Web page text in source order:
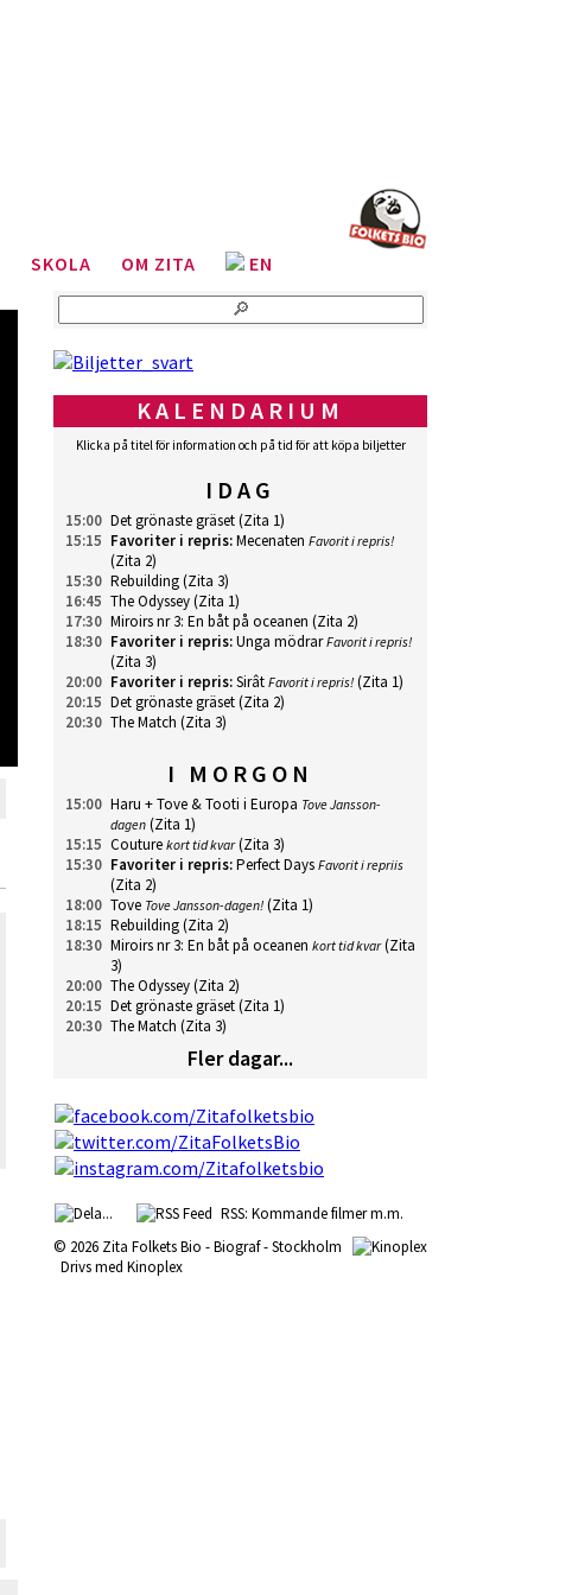
SKOLA OM ZITA EN
KALENDARIUM
Klicka på titel för information och på tid för att köpa biljetter
IDAG
15:00 Det grönaste gräset(Zita 1)
15:15 Favoriter i repris:Mecenaten Favorit i repris!
(Zita 2)
15:30 Rebuilding(Zita 3)
16:45 The Odyssey(Zita 1)
17:30 Miroirs nr 3: En båt på oceanen (Zita 2)
18:30 Favoriter i repris:Unga mödrar Favorit i repris!
(Zita 3)
20:00 Favoriter i repris:Sirât Favorit i repris! (Zita 1)
20:15 Det grönaste gräset(Zita 2)
20:30 The Match (Zita 3)
I MORGON
15:00 Haru + Tove & Tooti i Europa Tove Jansson-
dagen (Zita 1)
15:15 Couture kort tid kvar(Zita 3)
15:30 Favoriter i repris:Perfect Days Favorit i repriis
(Zita 2)
18:00 Tove Tove Jansson-dagen! (Zita 1)
18:15 Rebuilding(Zita 2)
18:30 Miroirs nr 3: En båt på oceanen kort tid kvar(Zita
3)
20:00 The Odyssey(Zita 2)
20:15 Det grönaste gräset(Zita 1)
20:30 The Match (Zita 3)
Fler dagar...
RSS: Kommande filmer m.m.
© 2026 Zita Folkets Bio - Biograf - Stockholm
Drivs med Kinoplex